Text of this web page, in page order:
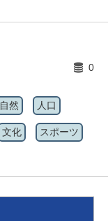
0
自然 人口
文化 スポーツ